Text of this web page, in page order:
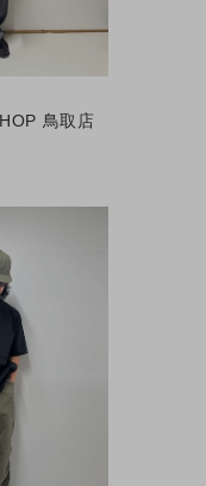
鳥取店